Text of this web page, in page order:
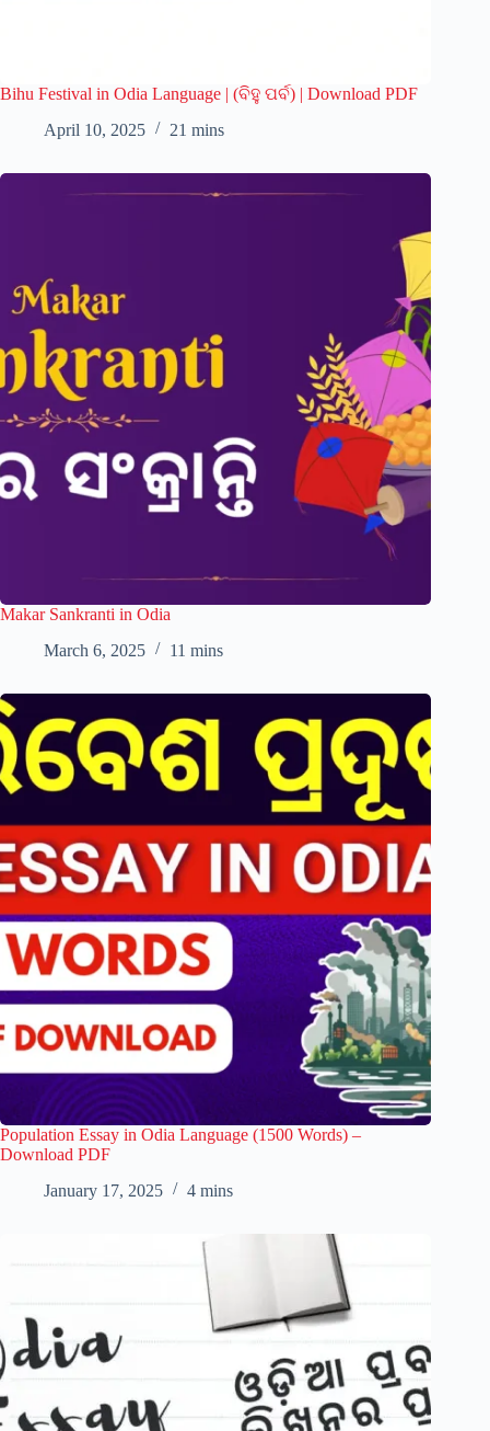
Bihu Festival in Odia Language | (ବିହୁ ପର୍ବ) | Download PDF
April 10, 2025
21 mins
Makar Sankranti in Odia
March 6, 2025
11 mins
Population Essay in Odia Language (1500 Words) –
Download PDF
January 17, 2025
4 mins